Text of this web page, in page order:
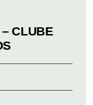
CLUBE